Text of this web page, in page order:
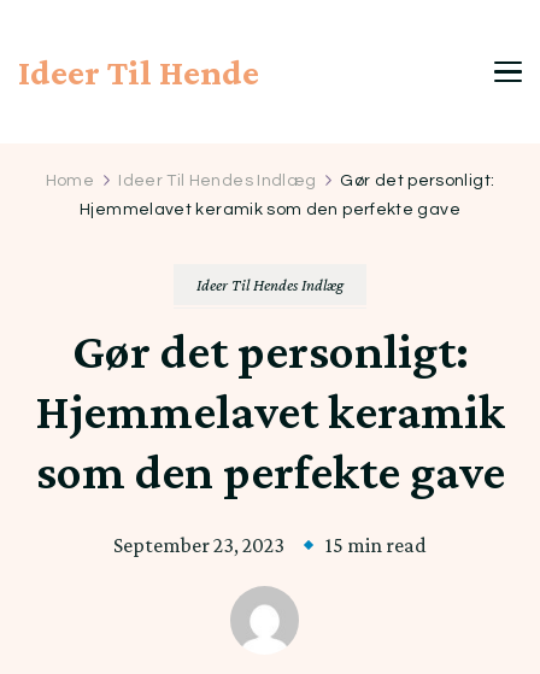
Ideer Til Hende
Home Ideer Til Hendes Indlæg
Gør det personligt:
Hjemmelavet keramik som den perfekte gave
Ideer Til Hendes Indlæg
Gør det personligt:
Hjemmelavet keramik
som den perfekte gave
September 23, 2023 15 min read